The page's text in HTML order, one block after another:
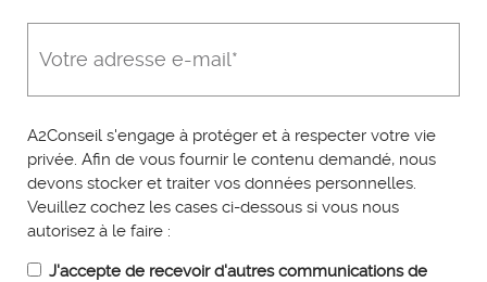
A2Conseil s'engage à protéger et à respecter votre vie
privée. Afin de vous fournir le contenu demandé, nous
devons stocker et traiter vos données personnelles.
Veuillez cochez les cases ci-dessous si vous nous
autorisez à le faire :
J'accepte de recevoir d'autres communications de